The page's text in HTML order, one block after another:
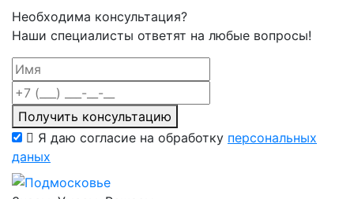
Необходима консультация?
Наши специалисты ответят на любые вопросы!
Получить консультацию
Я даю согласие на обработку персональных
даных